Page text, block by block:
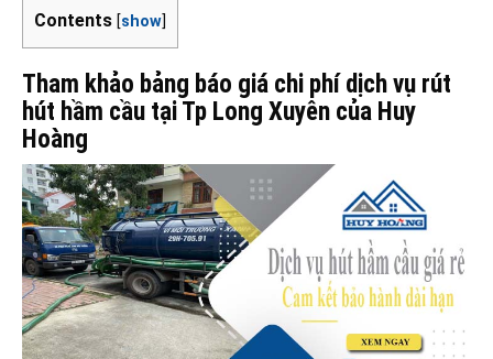
Contents [show]
Tham khảo bảng báo giá chi phí dịch vụ rút
hút hầm cầu tại Tp Long Xuyên của Huy
Hoàng